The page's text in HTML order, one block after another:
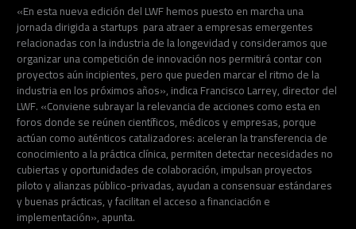
«En esta nueva edición del LWF hemos puesto en marcha una
jornada dirigida a startups para atraer a empresas emergentes
relacionadas con la industria de la longevidad y consideramos que
organizar una competición de innovación nos permitirá contar con
proyectos aún incipientes, pero que pueden marcar el ritmo de la
industria en los próximos años», indica Francisco Larrey, director del
LWF. «Conviene subrayar la relevancia de acciones como esta en
foros donde se reúnen científicos, médicos y empresas, porque
actúan como auténticos catalizadores: aceleran la transferencia de
conocimiento a la práctica clínica, permiten detectar necesidades no
cubiertas y oportunidades de colaboración, impulsan proyectos
piloto y alianzas público-privadas, ayudan a consensuar estándares
y buenas prácticas, y facilitan el acceso a financiación e
implementación», apunta.